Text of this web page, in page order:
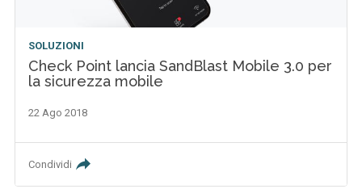
SOLUZIONI
Check Point lancia SandBlast Mobile 3.0 per
la sicurezza mobile
22 Ago 2018
Condividi